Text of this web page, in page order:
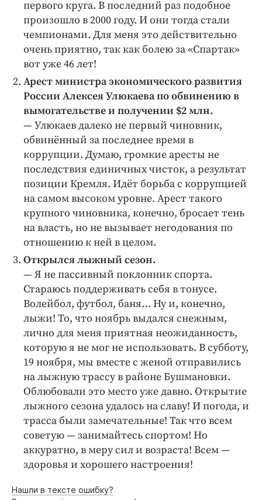
первого круга. В последний раз подобное
произошло в 2000 году. И они тогда стали
чемпионами. Для меня это действительно
очень приятно, так как болею за «Спартак»
вот уже 46 лет!
Арест министра экономического развития
России Алексея Улюкаева по обвинению в
вымогательстве и получении $2 млн.
— Улюкаев далеко не первый чиновник,
обвинённый за последнее время в
коррупции. Думаю, громкие аресты не
последствия единичных чисток, а результат
позиции Кремля. Идёт борьба с коррупцией
на самом высоком уровне. Арест такого
крупного чиновника, конечно, бросает тень
на власть, но не вызывает негодования по
отношению к ней в целом.
Открылся лыжный сезон.
— Я не пассивный поклонник спорта.
Стараюсь поддерживать себя в тонусе.
Волейбол, футбол, баня… Ну и, конечно,
лыжи! То, что ноябрь выдался снежным,
лично для меня приятная неожиданность,
которую я не мог не использовать. В субботу,
19 ноября, мы вместе с женой отправились
на лыжную трассу в районе Бушмановки.
Облюбовали это место уже давно. Открытие
лыжного сезона удалось на славу! И погода, и
трасса были замечательные! Так что всем
советую — занимайтесь спортом! Но
аккуратно, в меру сил и возраста! Всем —
здоровья и хорошего настроения!
Нашли в тексте ошибку?